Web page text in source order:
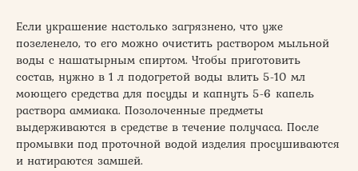
Если украшение настолько загрязнено, что уже
позеленело, то его можно очистить раствором мыльной
воды с нашатырным спиртом. Чтобы приготовить
состав, нужно в 1 л подогретой воды влить 5-10 мл
моющего средства для посуды и капнуть 5-6 капель
раствора аммиака. Позолоченные предметы
выдерживаются в средстве в течение получаса. После
промывки под проточной водой изделия просушиваются
и натираются замшей.